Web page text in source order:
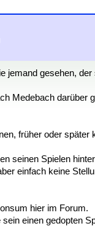
jemand gesehen, der
Medebach
früher oder später
seinen Spielen
einfach keine
hier im Forum.
einen gedopten